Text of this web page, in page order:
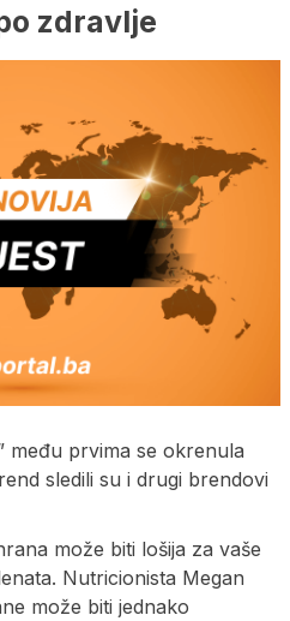
zdravlje
među prvima se okrenula
sledili su i drugi brendovi
može biti lošija za vaše
Nutricionista Megan
može biti jednako